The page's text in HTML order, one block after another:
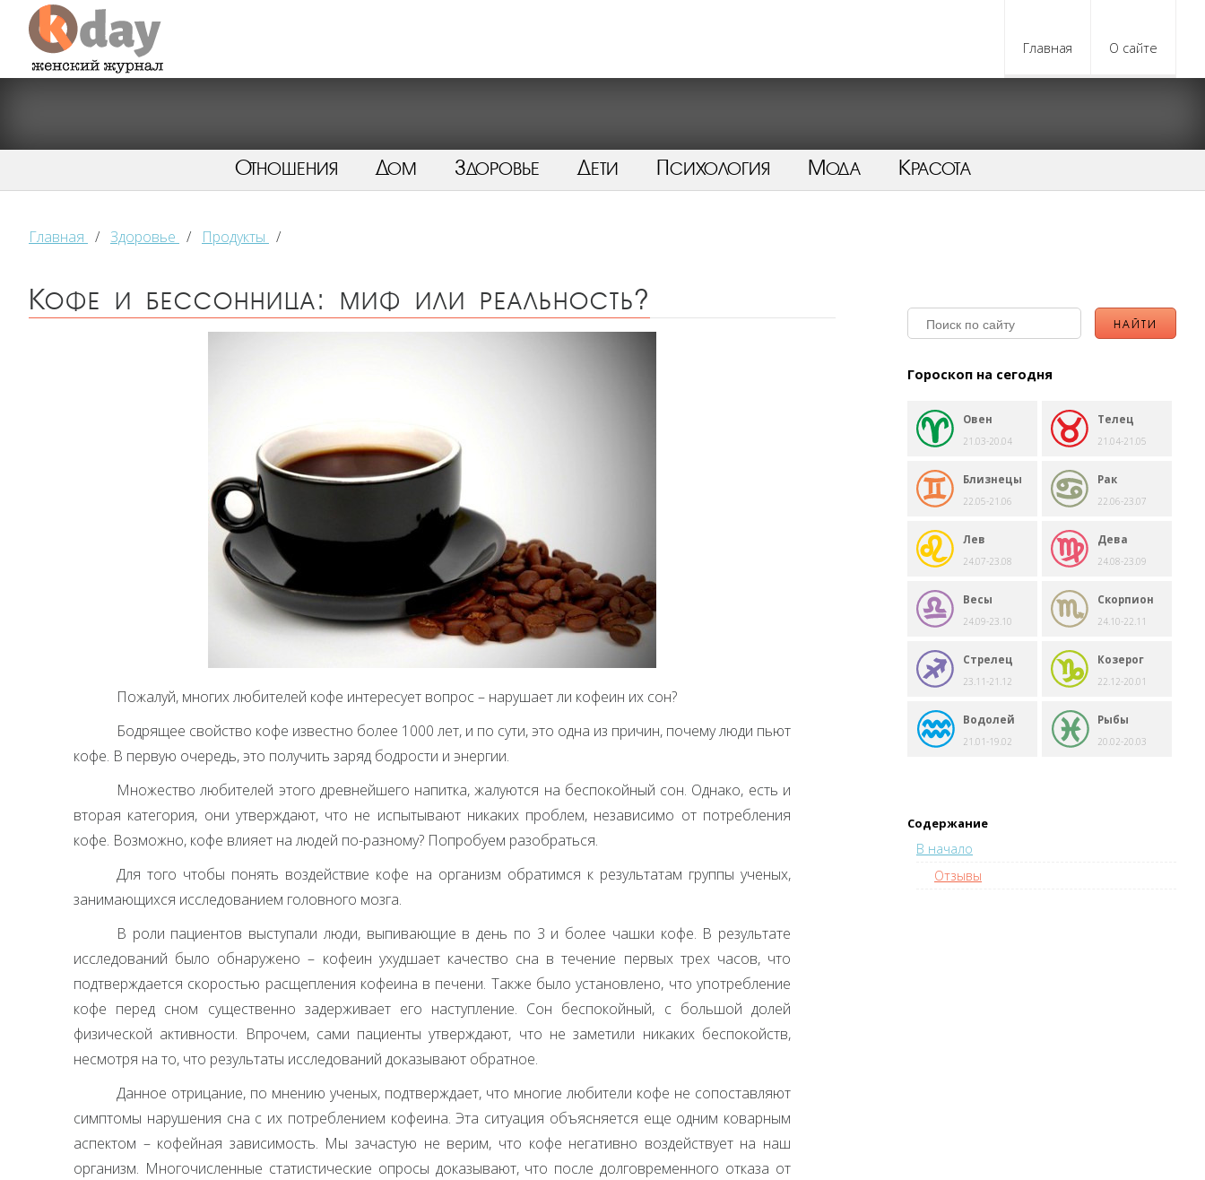
Главная О сайте
Отношения Дом Здоровье Дети Психология Мода Красота
Главная / Здоровье / Продукты /
Кофе и бессонница: миф или реальность?
Пожалуй, многих любителей кофе интересует вопрос – нарушает ли кофеин их сон?
Бодрящее свойство кофе известно более 1000 лет, и по сути, это одна из причин, почему люди пьют
кофе. В первую очередь, это получить заряд бодрости и энергии.
Множество любителей этого древнейшего напитка, жалуются на беспокойный сон. Однако, есть и
вторая категория, они утверждают, что не испытывают никаких проблем, независимо от потребления
кофе. Возможно, кофе влияет на людей по-разному? Попробуем разобраться.
Для того чтобы понять воздействие кофе на организм обратимся к результатам группы ученых,
занимающихся исследованием головного мозга.
В роли пациентов выступали люди, выпивающие в день по 3 и более чашки кофе. В результате
исследований было обнаружено – кофеин ухудшает качество сна в течение первых трех часов, что
подтверждается скоростью расщепления кофеина в печени. Также было установлено, что употребление
кофе перед сном существенно задерживает его наступление. Сон беспокойный, с большой долей
физической активности. Впрочем, сами пациенты утверждают, что не заметили никаких беспокойств,
несмотря на то, что результаты исследований доказывают обратное.
Данное отрицание, по мнению ученых, подтверждает, что многие любители кофе не сопоставляют
симптомы нарушения сна с их потреблением кофеина. Эта ситуация объясняется еще одним коварным
аспектом – кофейная зависимость. Мы зачастую не верим, что кофе негативно воздействует на наш
организм. Многочисленные статистические опросы доказывают, что после долговременного отказа от
Гороскоп на сегодня
Овен
21.03-20.04
Телец
21.04-21.05
Близнецы
22.05-21.06
Рак
22.06-23.07
Лев
24.07-23.08
Дева
24.08-23.09
Весы
24.09-23.10
Скорпион
24.10-22.11
Стрелец
23.11-21.12
Козерог
22.12-20.01
Водолей
21.01-19.02
Рыбы
20.02-20.03
Содержание
В начало
Отзывы